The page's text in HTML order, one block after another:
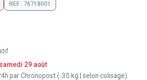
REF : 76718001
samedi 29 août
par Chronopost (-30 kg | selon colisage)